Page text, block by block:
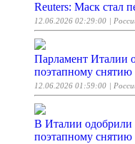
Reuters: Маск стал
12.06.2026 02:29:00 |
Парламент Италии
поэтапному
12.06.2026 01:59:00 |
В Италии
поэтапному